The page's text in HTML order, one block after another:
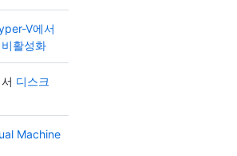
V에서
활성화
디스크
Machine